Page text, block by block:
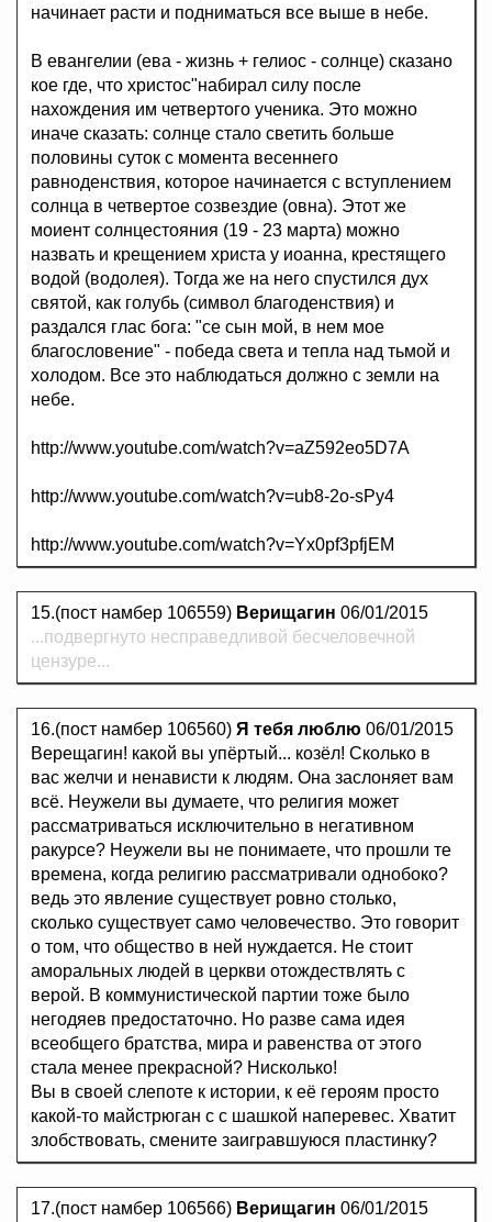
начинает расти и подниматься все выше в небе.
В евангелии (ева - жизнь + гелиос - солнце) сказано
кое где, что христос"набирал силу после
нахождения им четвертого ученика. Это можно
иначе сказать: солнце стало светить больше
половины суток с момента весеннего
равноденствия, которое начинается с вступлением
солнца в четвертое созвездие (овна). Этот же
моиент солнцестояния (19 - 23 марта) можно
назвать и крещением христа у иоанна, крестящего
водой (водолея). Тогда же на него спустился дух
святой, как голубь (символ благоденствия) и
раздался глас бога: "се сын мой, в нем мое
благословение" - победа света и тепла над тьмой и
холодом. Все это наблюдаться должно с земли на
небе.
http://www.youtube.com/watch?v=aZ592eo5D7A
http://www.youtube.com/watch?v=ub8-2o-sPy4
http://www.youtube.com/watch?v=Yx0pf3pfjEM
15.(пост намбер 106559) Верищагин 06/01/2015
...подвергнуто несправедливой бесчеловечной
цензуре...
16.(пост намбер 106560) Я тебя люблю 06/01/2015
Верещагин! какой вы упёртый... козёл! Сколько в
вас желчи и ненависти к людям. Она заслоняет вам
всё. Неужели вы думаете, что религия может
рассматриваться исключительно в негативном
ракурсе? Неужели вы не понимаете, что прошли те
времена, когда религию рассматривали однобоко?
ведь это явление существует ровно столько,
сколько существует само человечество. Это говорит
о том, что общество в ней нуждается. Не стоит
аморальных людей в церкви отождествлять с
верой. В коммунистической партии тоже было
негодяев предостаточно. Но разве сама идея
всеобщего братства, мира и равенства от этого
стала менее прекрасной? Нисколько!
Вы в своей слепоте к истории, к её героям просто
какой-то майстрюган с с шашкой наперевес. Хватит
злобствовать, смените заигравшуюся пластинку?
17.(пост намбер 106566) Верищагин 06/01/2015